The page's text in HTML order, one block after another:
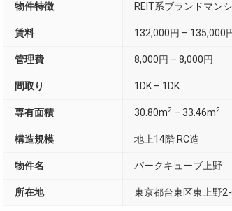
物件特徴 REIT系ブランドマン
賃料 132,000円 – 135,000
管理費 8,000円 – 8,000円
間取り 1DK – 1DK
専有面積 30.80m2 – 33.46m2
構造規模 地上14階 RC造
物件名 パークキューブ上野
所在地 東京都台東区東上野